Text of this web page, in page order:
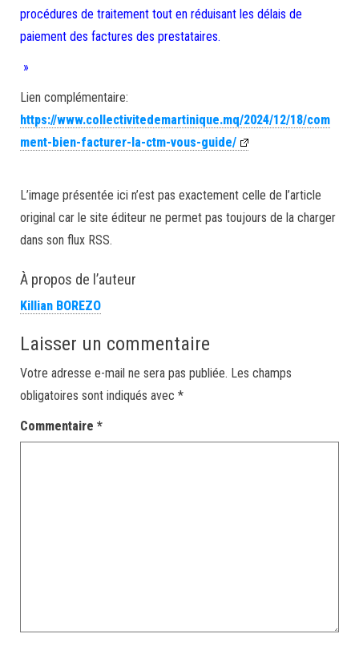
procédures de traitement tout en réduisant les délais de
paiement des factures des prestataires.
»
Lien complémentaire:
https://www.collectivitedemartinique.mq/2024/12/18/com
ment-bien-facturer-la-ctm-vous-guide/
L’image présentée ici n’est pas exactement celle de l’article
original car le site éditeur ne permet pas toujours de la charger
dans son flux RSS.
À propos de l’auteur
Killian BOREZO
Laisser un commentaire
Votre adresse e-mail ne sera pas publiée. Les champs
obligatoires sont indiqués avec *
Commentaire *